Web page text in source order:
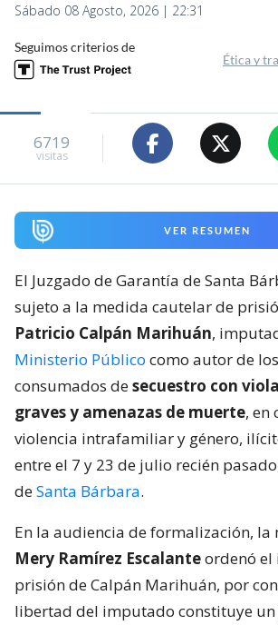
Sábado 08 Agosto, 2026 | 22:31
Seguimos criterios de
Ética y
6719
visitas
VER RESUMEN
El Juzgado de Garantía de Santa
sujeto a la medida cautelar de
Patricio Calpán Marihuán,
Ministerio Público como autor de
consumados desecuestro con
graves y amenazas de muerte, en
violencia intrafamiliar y género,
entre el 7 y 23 de julio recién
deSanta Bárbara.
En la audiencia de formalización, la
Mery Ramírez Escalanteordenó el
prisión de Calpán Marihuán, por
libertad del imputado constituye